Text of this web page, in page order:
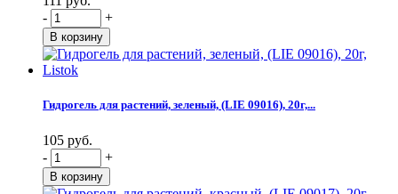
-
+
Гидрогель для растений, зеленый, (LIE 09016), 20г,...
105 руб.
-
+